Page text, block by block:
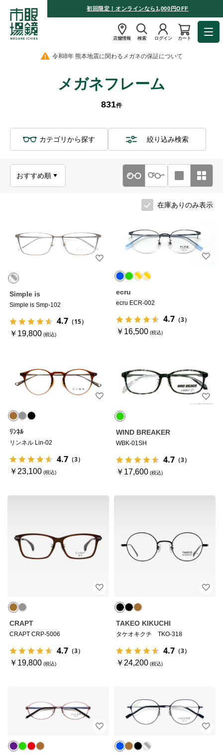
初回限定！オンラインなら1,000円OFF
店舗情報 検索 ログイン カート
令和8年 熊本地震に関わるメガネの保証について
メガネフレーム
831件
カテゴリから探す 絞り込み検索
在庫ありのみ表示
Simple is
Simple is Smp-102
4.7 （15）
￥19,800
ecru
ecru ECR-002
4.7 （3）
￥16,500
ﾘﾝﾈﾙ
リンネル Lin-02
4.7 （3）
￥23,100
WIND BREAKER
WBK-01SH
4.7 （3）
￥17,600
CRAPT
CRAPT CRP-5006
4.7 （3）
￥19,800
TAKEO KIKUCHI
タケオキクチ TKO-318
4.7 （3）
￥24,200